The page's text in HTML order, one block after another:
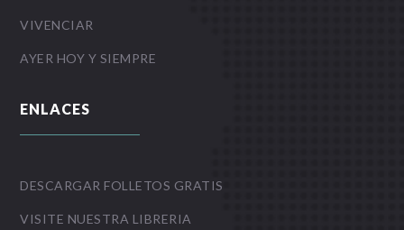
VIVENCIAR
AYER HOY Y SIEMPRE
ENLACES
DESCARGAR FOLLETOS GRATIS
VISITE NUESTRA LIBRERIA